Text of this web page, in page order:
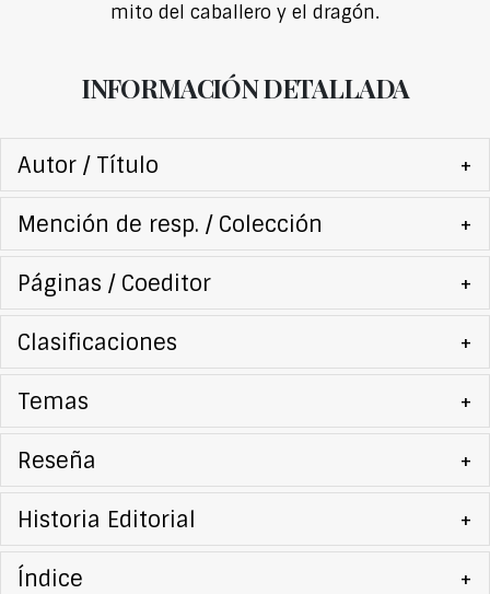
mito del caballero y el dragón.
INFORMACIÓN DETALLADA
Autor / Título +
Mención de resp. / Colección +
Páginas / Coeditor +
Clasificaciones +
Temas +
Reseña +
Historia Editorial +
Índice +